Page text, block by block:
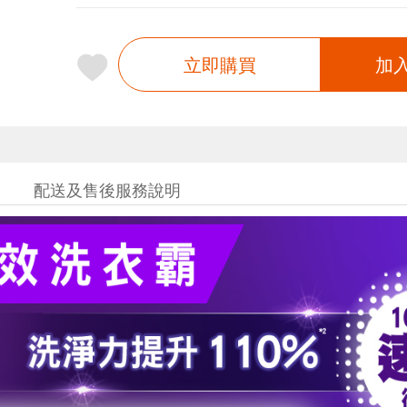
立即購買 加
配送及售後服務說明